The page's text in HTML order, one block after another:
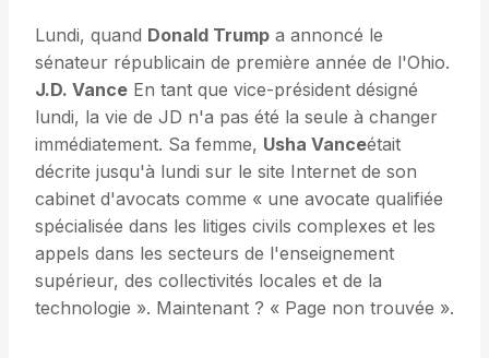
Lundi, quand Donald Trump a annoncé le
sénateur républicain de première année de l'Ohio.
J.D. Vance En tant que vice-président désigné
lundi, la vie de JD n'a pas été la seule à changer
immédiatement. Sa femme, Usha Vanceétait
décrite jusqu'à lundi sur le site Internet de son
cabinet d'avocats comme « une avocate qualifiée
spécialisée dans les litiges civils complexes et les
appels dans les secteurs de l'enseignement
supérieur, des collectivités locales et de la
technologie ». Maintenant ? « Page non trouvée ».